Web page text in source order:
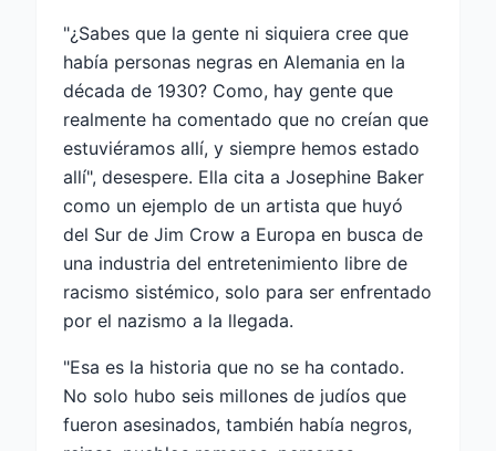
"¿Sabes que la gente ni siquiera cree que
había personas negras en Alemania en la
década de 1930? Como, hay gente que
realmente ha comentado que no creían que
estuviéramos allí, y siempre hemos estado
allí", desespere. Ella cita a Josephine Baker
como un ejemplo de un artista que huyó
del Sur de Jim Crow a Europa en busca de
una industria del entretenimiento libre de
racismo sistémico, solo para ser enfrentado
por el nazismo a la llegada.
"Esa es la historia que no se ha contado.
No solo hubo seis millones de judíos que
fueron asesinados, también había negros,